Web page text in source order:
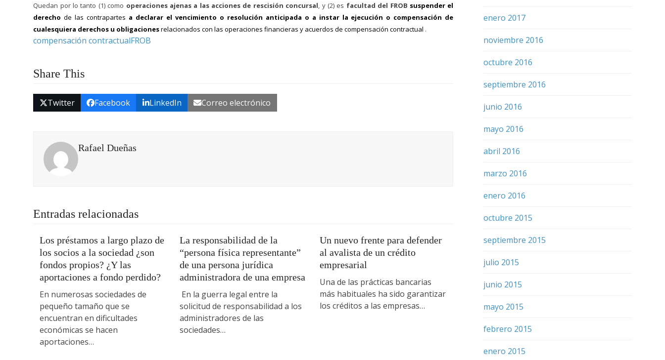
Quedan por lo tanto (1) como operaciones ajenas a las acciones de rescisión concursal , y (2) es facultad del FROB suspender el
derecho de las contrapartes a declarar el vencimiento o resolución anticipada o a instar la ejecución o compensación de
cualesquiera derechos u obligacionesrelacionados con las operaciones financieras y acuerdos de compensación contractual .
compensación contractualFROB
Share This
Twitter Facebook LinkedIn Correo electrónico
Rafael Dueñas
Entradas relacionadas
Los préstamos a largo plazo de
los socios a la sociedad ¿son
fondos propios? ¿Y las
aportaciones a fondo perdido?
En numerosas sociedades de
pequeño tamaño que se
encuentran en dificultades
económicas se hacen
aportaciones…
La responsabilidad de la
“persona física representante”
de una persona jurídica
administradora de una empresa
En la guerra legal entre la
solicitud de responsabilidad a los
administradores de las
sociedades…
Un nuevo frente para defender
al avalista de un crédito
empresarial
Una de las prácticas bancarias
más habituales ha sido garantizar
los créditos a las empresas…
enero 2017
noviembre 2016
octubre 2016
septiembre 2016
junio 2016
mayo 2016
abril 2016
marzo 2016
enero 2016
octubre 2015
septiembre 2015
julio 2015
junio 2015
mayo 2015
febrero 2015
enero 2015